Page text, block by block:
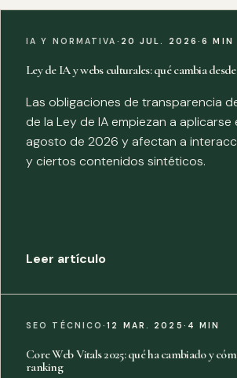
IA Y NORMATIVA · 20 JUL. 2026·6 MIN
Ley de IA y webs culturales: qué cambia
Las obligaciones de transparencia
de la Ley de IA empiezan a aplicarse
agosto de 2026 y afectan a
y ciertos contenidos sintéticos.
Leer artículo
SEO TÉCNICO·12 MAR. 2025 · 4 MIN
Core Web Vitals 2025: qué ha cambiado y
ranking